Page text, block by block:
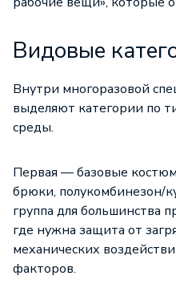
Видовые
Внутри многоразовой
выделяют категории по
среды.
Первая — базовые
брюки, полукомбинезон/
группа для большинства
где нужна защита от
механических
факторов.